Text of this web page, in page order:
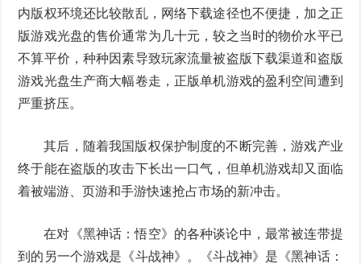
内版权环境还比较散乱，网络下载途径也不便捷，加之正
版游戏光盘的售价通常为几十元，较之当时的物价水平已
不算平价，种种因素导致玩家流量被盗版下载渠道和盗版
游戏光盘生产商大幅卷走，正版单机游戏的盈利空间遭到
严重挤压。
其后，随着我国版权保护制度的不断完善，游戏产业
终于能在盗版的攻击下长出一口气，但单机游戏却又面临
着被端游、页游和手游快速抢占市场的新冲击。
在对《黑神话：悟空》的各种谈论中，最常被连带提
到的另一个游戏是《斗战神》。《斗战神》是《黑神话：